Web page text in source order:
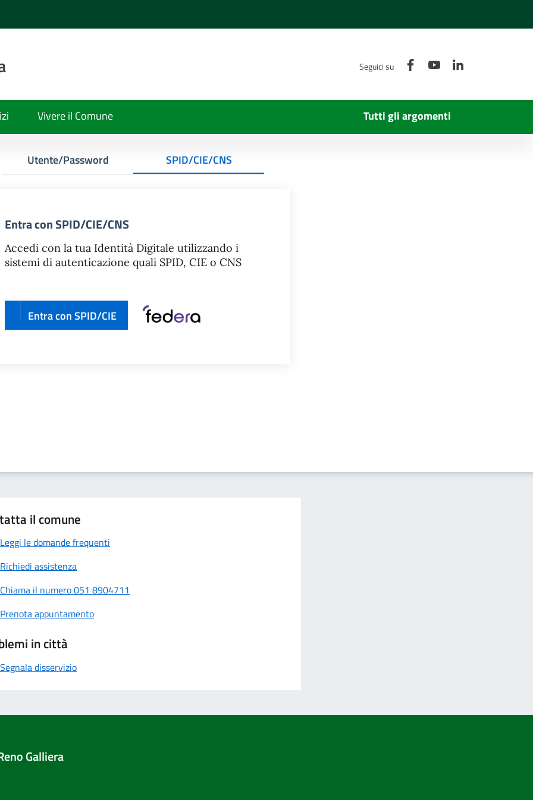
Seguici su FacebookYouTube
Vivere il Comune Tutti gli argomenti
Utente/Password SPID/CIE/CNS
Entra con SPID/CIE/CNS
Accedi con la tua Identità Digitale utilizzando i
sistemi di autenticazione quali SPID, CIE o CNS
Entra con SPID/CIE
il comune
Leggi le domande frequenti
Richiedi assistenza
Chiama il numero 051 8904711
Prenota appuntamento
in città
Segnala disservizio
Galliera